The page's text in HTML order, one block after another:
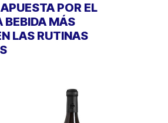
POR EL
BEBIDA MÁS
LAS RUTINAS